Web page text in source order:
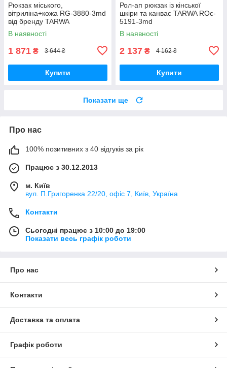
Рюкзак міського,
вітриліна+кожа RG-3880-3md
від бренду TARWA
В наявності
1 871 ₴ 3 644 ₴
Купити
Рол-ап рюкзак із кінської
шкіри та канвас TARWA ROc-
5191-3md
В наявності
2 137 ₴ 4 162 ₴
Купити
Показати ще
Про нас
100% позитивних з 40 відгуків за рік
Працює з 30.12.2013
м. Київ
вул. П.Григоренка 22/20, офіс 7, Київ, Україна
Контакти
Сьогодні працює з 10:00 до 19:00
Показати весь графік роботи
Про нас
Контакти
Доставка та оплата
Графік роботи